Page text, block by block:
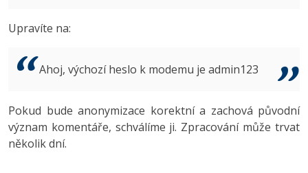
Best practices
Copywriter
WordPress specialista
Algoritmy -41%
Umělá inteligence (AI) -10%
Windows
Fórum
Upravíte na:
Ahoj, výchozí heslo k modemu je admin123
Pokud bude anonymizace korektní a zachová původní
význam komentáře, schválíme ji. Zpracování může trvat
několik dní.